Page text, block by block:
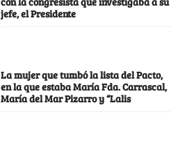
jefe, el Presidente
La mujer que tumbó la lista del Pacto,
en la que estaba María Fda. Carrascal,
María del Mar Pizarro y “Lalis